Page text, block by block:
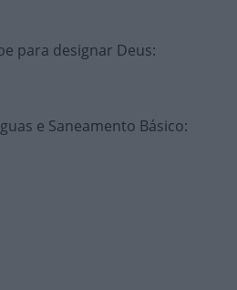
para designar Deus:
e Saneamento Básico: